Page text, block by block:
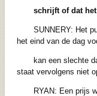
schrijft of dat het
SUNNERY: Het
het eind van de dag
kan een slechte
staat vervolgens niet
RYAN: Een prijs